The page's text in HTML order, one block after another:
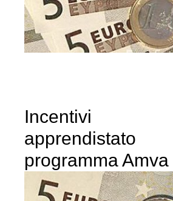
Incentivi
apprendistato
programma Amva